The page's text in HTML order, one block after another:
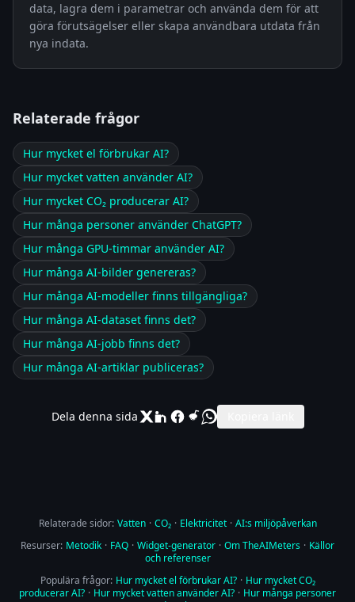
data, lagra dem i parametrar och använda dem för att
göra förutsägelser eller skapa användbara utdata från
nya indata.
Relaterade frågor
Hur mycket el förbrukar AI?
Hur mycket vatten använder AI?
Hur mycket CO₂ producerar AI?
Hur många personer använder ChatGPT?
Hur många GPU-timmar använder AI?
Hur många AI-bilder genereras?
Hur många AI-modeller finns tillgängliga?
Hur många AI-dataset finns det?
Hur många AI-jobb finns det?
Hur många AI-artiklar publiceras?
Dela denna sida
Relaterade sidor: Vatten · CO₂ · Elektricitet · AI:s miljöpåverkan
Resurser: Metodik · FAQ · Widget-generator · Om TheAIMeters · Källor
och referenser
Populära frågor: Hur mycket el förbrukar AI? · Hur mycket CO₂
producerar AI? · Hur mycket vatten använder AI? · Hur många personer